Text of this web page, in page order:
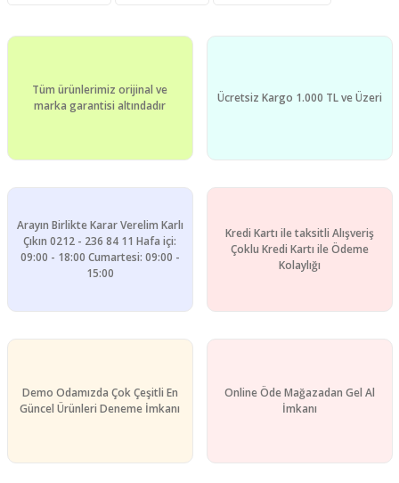
Ürün bilgilerinde hatalar bulunuyor.
Bu ürüne benzer farklı alternatifler olmalı.
Tüm ürünlerimiz orijinal ve
marka garantisi altındadır
Ücretsiz Kargo 1.000 TL ve Üzeri
Arayın Birlikte Karar Verelim Karlı
Çıkın 0212 - 236 84 11 Hafa içi:
09:00 - 18:00 Cumartesi: 09:00 -
15:00
Kredi Kartı ile taksitli Alışveriş
Çoklu Kredi Kartı ile Ödeme
Kolaylığı
Demo Odamızda Çok Çeşitli En
Güncel Ürünleri Deneme İmkanı
Online Öde Mağazadan Gel Al
İmkanı